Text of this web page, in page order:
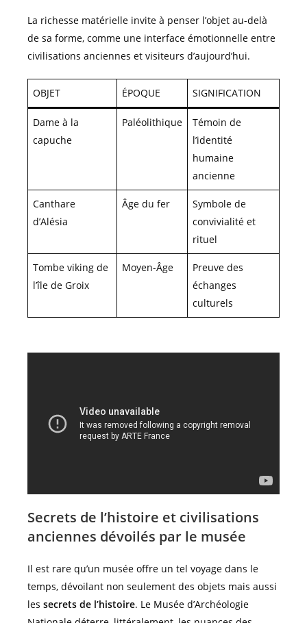
La richesse matérielle invite à penser l’objet au-delà
de sa forme, comme une interface émotionnelle entre
civilisations anciennes et visiteurs d’aujourd’hui.
OBJET ÉPOQUE SIGNIFICATION
Dame à la
capuche
Paléolithique
Témoin de
l’identité
humaine
ancienne
Canthare
d’Alésia
Âge du fer
Symbole de
convivialité et
rituel
Tombe viking de
l’île de Groix
Moyen-Âge
Preuve des
échanges
culturels
Secrets de l’histoire et civilisations
anciennes dévoilés par le musée
Il est rare qu’un musée offre un tel voyage dans le
temps, dévoilant non seulement des objets mais aussi
les secrets de l’histoire. Le Musée d’Archéologie